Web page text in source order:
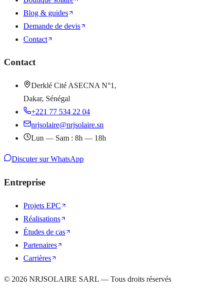
Blog & guides
Demande de devis
Contact
Contact
Derklé Cité ASECNA N°1,
Dakar, Sénégal
+221 77 534 22 04
nrjsolaire@nrjsolaire.sn
Lun — Sam : 8h — 18h
Discuter sur WhatsApp
Entreprise
Projets EPC
Réalisations
Études de cas
Partenaires
Carrières
© 2026 NRJSOLAIRE SARL — Tous droits réservés